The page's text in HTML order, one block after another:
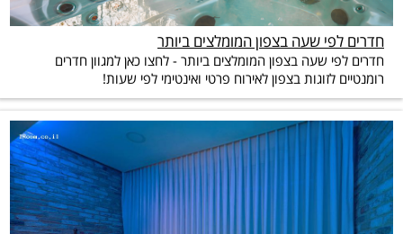
חדרים לפי שעה בצפון המומלצים ביותר
חדרים לפי שעה בצפון המומלצים ביותר - לחצו כאן למגוון חדרים
רומנטיים לזוגות בצפון לאירוח פרטי ואינטימי לפי שעות!